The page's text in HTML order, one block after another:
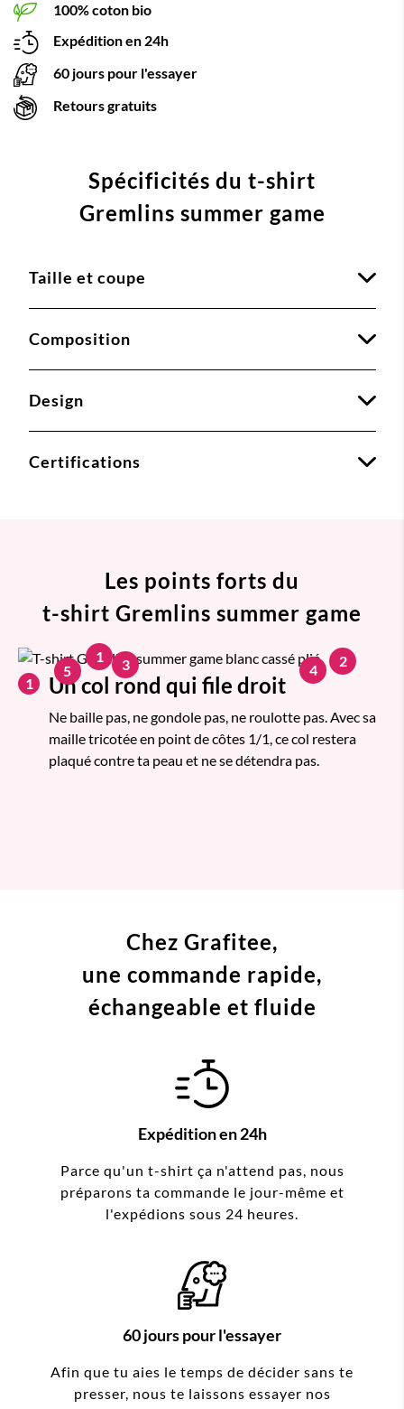
100% coton bio
Expédition en 24h
60 jours pour l'essayer
Retours gratuits
Spécificités du t-shirt
Gremlins summer game
Taille et coupe
Composition
Design
Certifications
Les points forts du
t-shirt Gremlins summer game
1 Un col rond qui file droit
Ne baille pas, ne gondole pas, ne roulotte pas. Avec sa
maille tricotée en point de côtes 1/1, ce col restera
plaqué contre ta peau et ne se détendra pas.
1 2
3 4
5
Chez Grafitee,
une commande rapide,
échangeable et fluide
Expédition en 24h
Parce qu'un t-shirt ça n'attend pas, nous
préparons ta commande le jour-même et
l'expédions sous 24 heures.
60 jours pour l'essayer
Afin que tu aies le temps de décider sans te
presser, nous te laissons essayer nos